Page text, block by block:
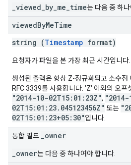
_viewed_by_me_time는 다음 중 하
viewedByMeTime
string (Timestamp format)
요청자가 파일을 본 가장 최근 시간입니다.
생성된 출력은 항상 Z-정규화되고 소수점
RFC 3339를 사용합니다. 'Z' 이외의 오프
"2014-10-02T15:01:23Z", "2014-
02T15:01:23.045123456Z" 또는
02T15:01:23+05:30"입니다.
통합 필드 _owner
_owner는 다음 중 하나여야 합니다.